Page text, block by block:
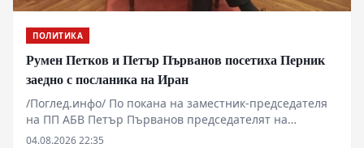
ПОЛИТИКА
Румен Петков и Петър Първанов посетиха Перник
заедно с посланика на Иран
/Поглед.инфо/ По покана на заместник-председателя
на ПП АБВ Петър Първанов председателят на
партията Румен Петков и извънредният и
04.08.2026 22:35